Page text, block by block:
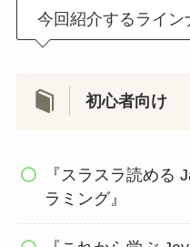
今回紹介するライン
初心者向け
『スラスラ読める
ラミング』